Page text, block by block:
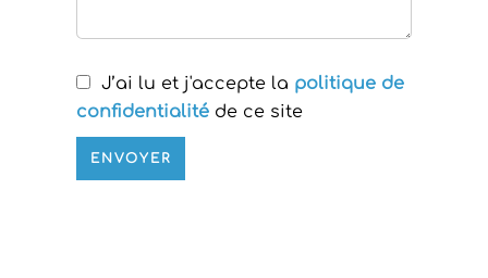
J’ai lu et j'accepte la politique de
confidentialité de ce site
ENVOYER